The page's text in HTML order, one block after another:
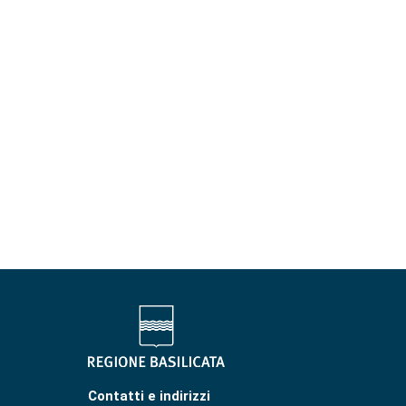
Contatti e indirizzi